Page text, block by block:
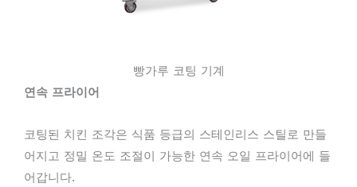
빵가루 코팅 기계
연속 프라이어
코팅된 치킨 조각은 식품 등급의 스테인리스 스틸로 만들
어지고 정밀 온도 조절이 가능한 연속 오일 프라이어에 들
어갑니다.